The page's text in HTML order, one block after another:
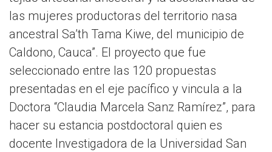
las mujeres productoras del territorio nasa
ancestral Sa’th Tama Kiwe, del municipio de
Caldono, Cauca”. El proyecto que fue
seleccionado entre las 120 propuestas
presentadas en el eje pacífico y vincula a la
Doctora “Claudia Marcela Sanz Ramírez”, para
hacer su estancia postdoctoral quien es
docente Investigadora de la Universidad San